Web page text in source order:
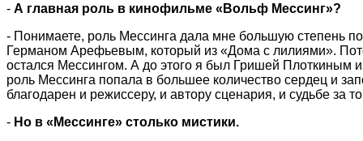
- А главная роль в кинофильме «Вольф Мессинг»?
- Понимаете, роль Мессинга дала мне большую степень
Германом Арефьевым, который из «Дома с лилиями».
остался Мессингом. А до этого я был Гришей Плоткиным
роль Мессинга попала в большее количество сердец и
благодарен и режиссеру, и автору сценария, и судьбе за
- Но в «Мессинге» столько мистики.